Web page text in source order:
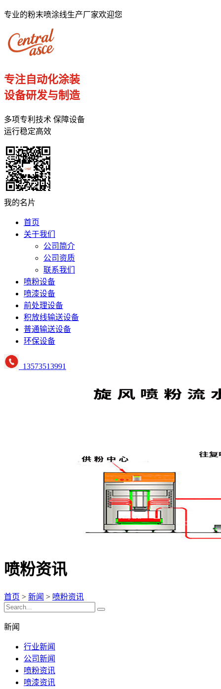
专业的粉末喷涂线生产厂家欢迎您
专注自动化涂装
设备研发与制造
多项专利技术 保障设备
运行稳定高效
我的名片
首页
关于我们
公司简介
公司资质
联系我们
喷粉设备
喷漆设备
前处理设备
积放线输送设备
普通输送设备
环保设备
13573513991
喷粉资讯
首页 > 新闻 > 喷粉资讯
新闻
行业新闻
公司新闻
喷粉资讯
喷漆资讯